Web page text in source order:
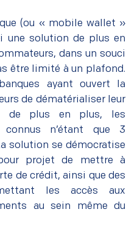
(ou « mobile wallet »
une solution de plus en
dans un souci
être limité à un plafond.
ayant ouvert la
de dématérialiser leur
de plus en plus, les
n’étant que 3
solution se démocratise
projet de mettre à
de crédit, ainsi que des
les accès aux
au sein même du